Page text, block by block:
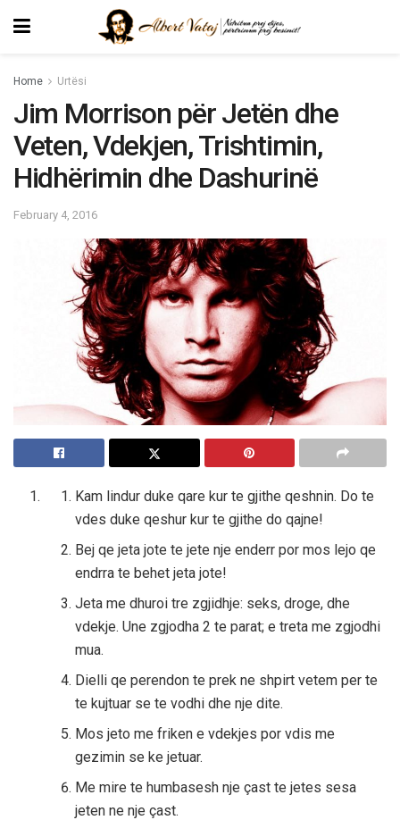
Home Urtësi
Jim Morrison për Jetën dhe
Veten, Vdekjen, Trishtimin,
Hidhërimin dhe Dashurinë
February 4, 2016
Kam lindur duke qare kur te gjithe qeshnin. Do te
vdes duke qeshur kur te gjithe do qajne!
Bej qe jeta jote te jete nje enderr por mos lejo qe
endrra te behet jeta jote!
Jeta me dhuroi tre zgjidhje: seks, droge, dhe
vdekje. Une zgjodha 2 te parat; e treta me zgjodhi
mua.
Dielli qe perendon te prek ne shpirt vetem per te
te kujtuar se te vodhi dhe nje dite.
Mos jeto me friken e vdekjes por vdis me
gezimin se ke jetuar.
Me mire te humbasesh nje çast te jetes sesa
jeten ne nje çast.